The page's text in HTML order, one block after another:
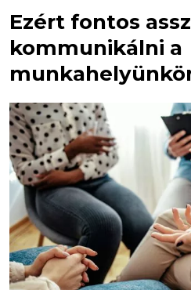
Ezért fontos
kommunikálni a